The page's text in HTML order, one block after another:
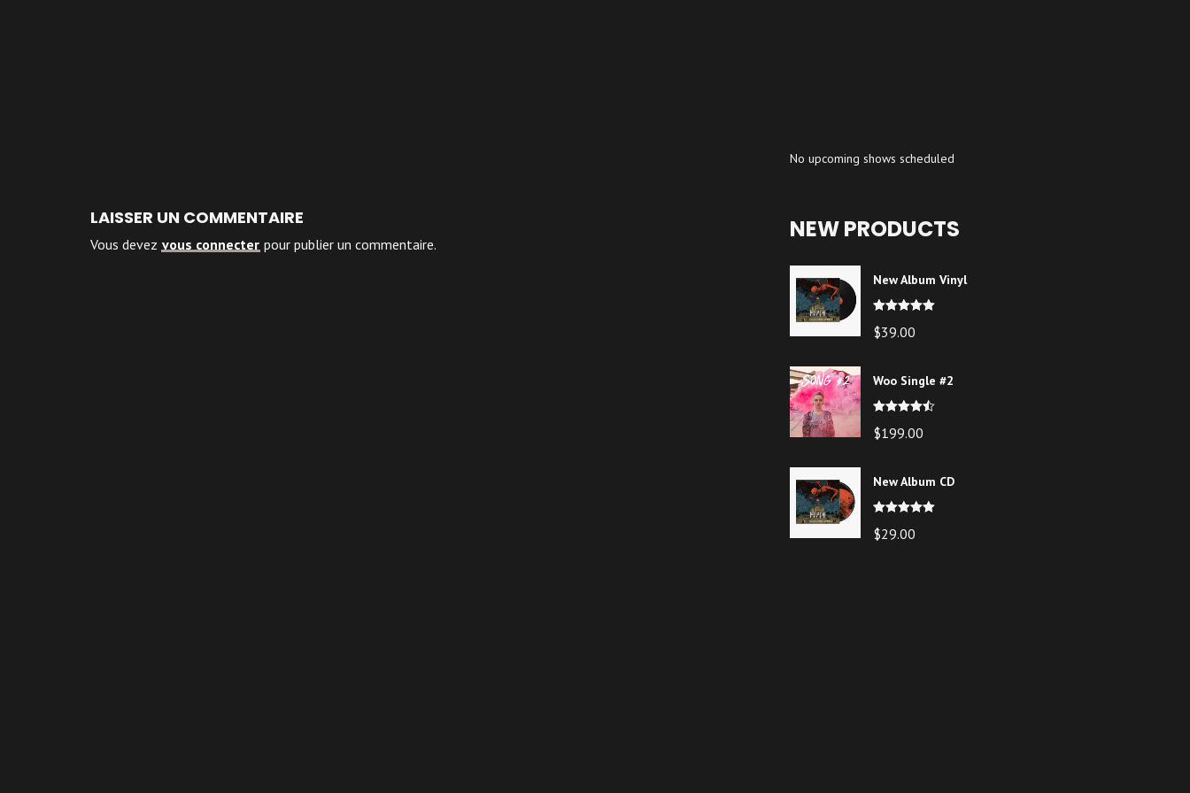
LAISSER UN COMMENTAIRE
Vous devez vous connecter pour publier un commentaire.
No upcoming shows scheduled
NEW PRODUCTS
New Album Vinyl
sur 5
$39.00
Woo Single #2
sur 5
$199.00
New Album CD
sur 5
$29.00